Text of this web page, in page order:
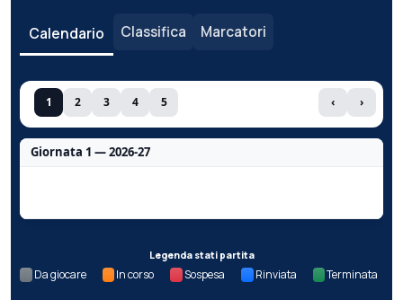
Calendario Classifica Marcatori
1 2 3 4 5 ‹ ›
Giornata 1 — 2026-27
Legenda stati partita
Da giocare In corso Sospesa Rinviata Terminata